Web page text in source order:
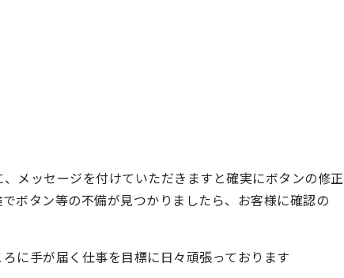
メッセージを付けていただきますと確実にボタンの修正
ボタン等の不備が見つかりましたら、お客様に確認の
に手が届く仕事を目標に日々頑張っております